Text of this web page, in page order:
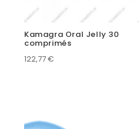
Kamagra Oral Jelly 30
comprimés
122,77€